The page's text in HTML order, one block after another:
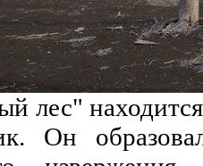
лес"
Он